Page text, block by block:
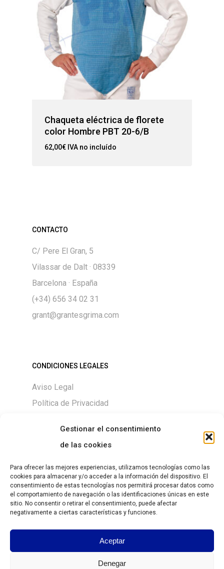
Gestionar el consentimiento
de las cookies
Para ofrecer las mejores experiencias, utilizamos tecnologías como las
cookies para almacenar y/o acceder a la información del dispositivo. El
consentimiento de estas tecnologías nos permitirá procesar datos como
el comportamiento de navegación o las identificaciones únicas en este
sitio. No consentir o retirar el consentimiento, puede afectar
negativamente a ciertas características y funciones.
Aceptar
Denegar
Chaqueta eléctrica de florete
color Hombre PBT 20-6/B
62,00€ IVA no incluído
CONTACTO
C/ Pere El Gran, 5
Vilassar de Dalt · 08339
Barcelona · España
(+34) 656 34 02 31
grant@grantesgrima.com
CONDICIONES LEGALES
Aviso Legal
Política de Privacidad
DESCARGAS
Size chart
Guía de Tallas
https://grantesgrima.com/wp-
content/uploads/2026/07/Lista-